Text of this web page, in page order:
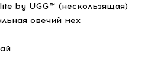
by UGG™ (нескользящая)
овечий мех